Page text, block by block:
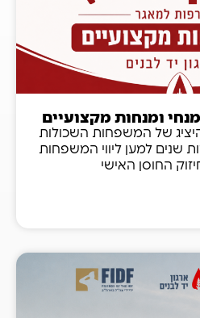
ומנחות מקצועיים
היציג של המשפחות השכולות
שנים למען ליווי המשפחות
החוסן האישי